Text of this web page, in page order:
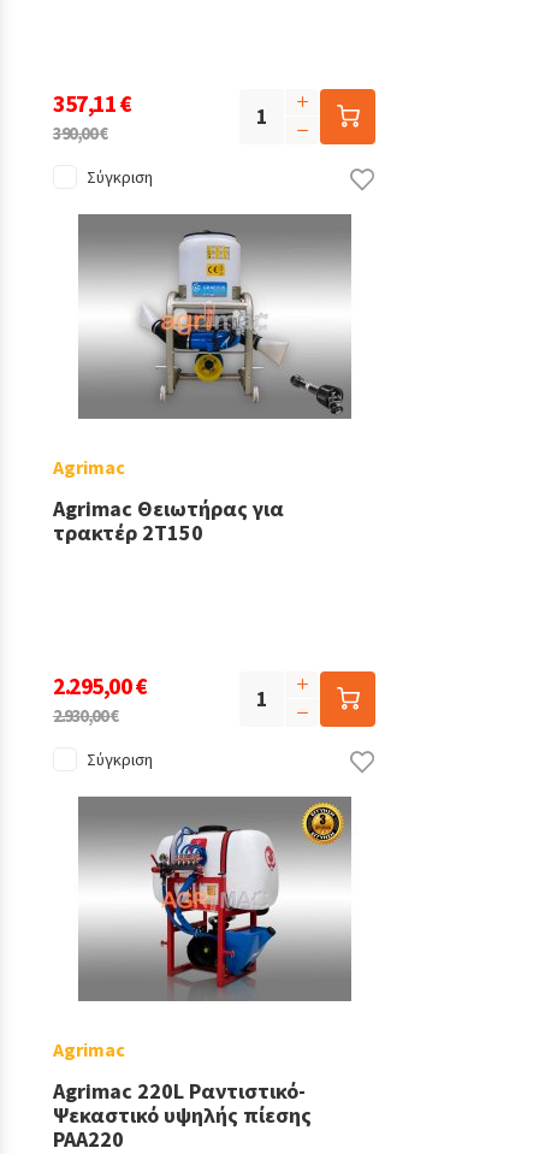
357,11 €
390,00 €
Σύγκριση
Agrimac
Agrimac Θειωτήρας για
τρακτέρ 2T150
2.295,00 €
2.930,00 €
Σύγκριση
Agrimac
Agrimac 220L Ραντιστικό-
Ψεκαστικό υψηλής πίεσης
PAA220